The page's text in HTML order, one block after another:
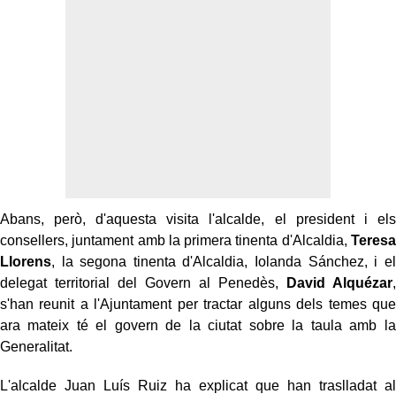
Abans, però, d'aquesta visita l'alcalde, el president i els
consellers, juntament amb la primera tinenta d'Alcaldia, Teresa
Llorens, la segona tinenta d'Alcaldia, Iolanda Sánchez, i el
delegat territorial del Govern al Penedès,
David Alquézar,
s'han reunit a l'Ajuntament per tractar alguns dels temes que
ara mateix té el govern de la ciutat sobre la taula amb la
Generalitat.
L'alcalde Juan Luís Ruiz ha explicat que han traslladat al